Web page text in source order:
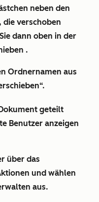
neben den
die verschoben
dann oben in der
.
Ordnernamen aus
.
geteilt
Benutzer anzeigen
über das
und wählen
aus.